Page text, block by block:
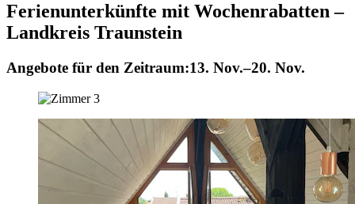
Ferienunterkünfte mit Wochenrabatten –
Landkreis Traunstein
Angebote für den Zeitraum:13. Nov.–20. Nov.